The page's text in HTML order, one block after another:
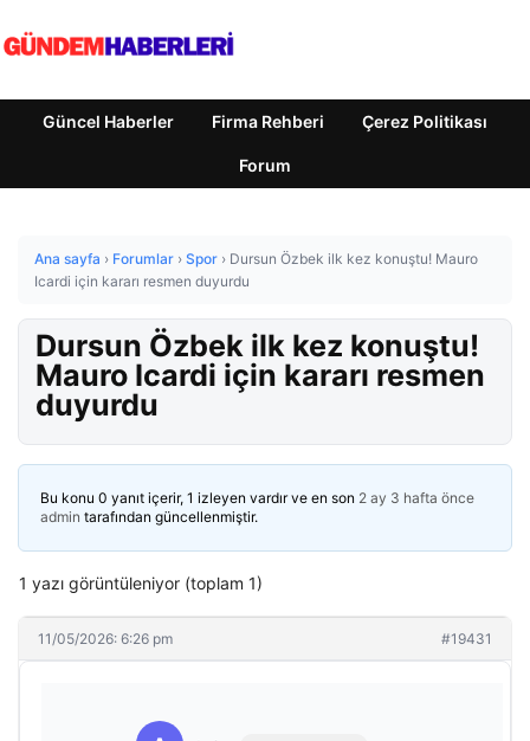
Güncel Haberler Firma Rehberi Çerez Politikası
Forum
Ana sayfa › Forumlar › Spor › Dursun Özbek ilk kez konuştu! Mauro
Icardi için kararı resmen duyurdu
Dursun Özbek ilk kez konuştu!
Mauro Icardi için kararı resmen
duyurdu
Bu konu 0 yanıt içerir, 1 izleyen vardır ve en son 2 ay 3 hafta önce
admin tarafından güncellenmiştir.
1 yazı görüntüleniyor (toplam 1)
11/05/2026: 6:26 pm #19431